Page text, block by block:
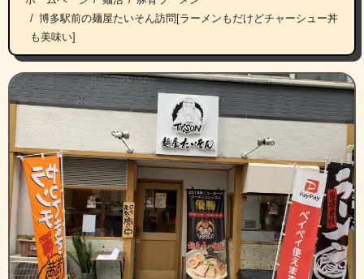
博多駅前の麺屋たいそん訪問[ラーメンもだけどチャーシュー丼
も美味い]